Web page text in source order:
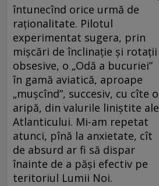
întunecînd orice urmă de
raţionalitate. Pilotul
experimentat sugera, prin
mişcări de înclinaţie şi rotaţii
obsesive, o „Odă a bucuriei”
în gamă aviatică, aproape
„muşcînd”, succesiv, cu cîte o
aripă, din valurile liniştite ale
Atlanticului. Mi-am repetat
atunci, pînă la anxietate, cît
de absurd ar fi să dispar
înainte de a păşi efectiv pe
teritoriul Lumii Noi.